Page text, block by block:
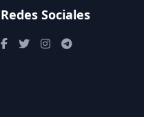
Redes Sociales